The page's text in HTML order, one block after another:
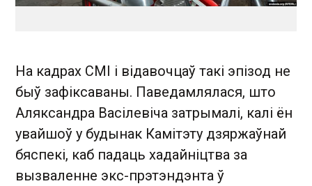
На кадрах СМІ і відавочцаў такі эпізод не
быў зафіксаваны. Паведамлялася, што
Аляксандра Васілевіча затрымалі, калі ён
увайшоў у будынак Камітэту дзяржаўнай
бяспекі, каб падаць хадайніцтва за
вызваленне экс-прэтэндэнта ў